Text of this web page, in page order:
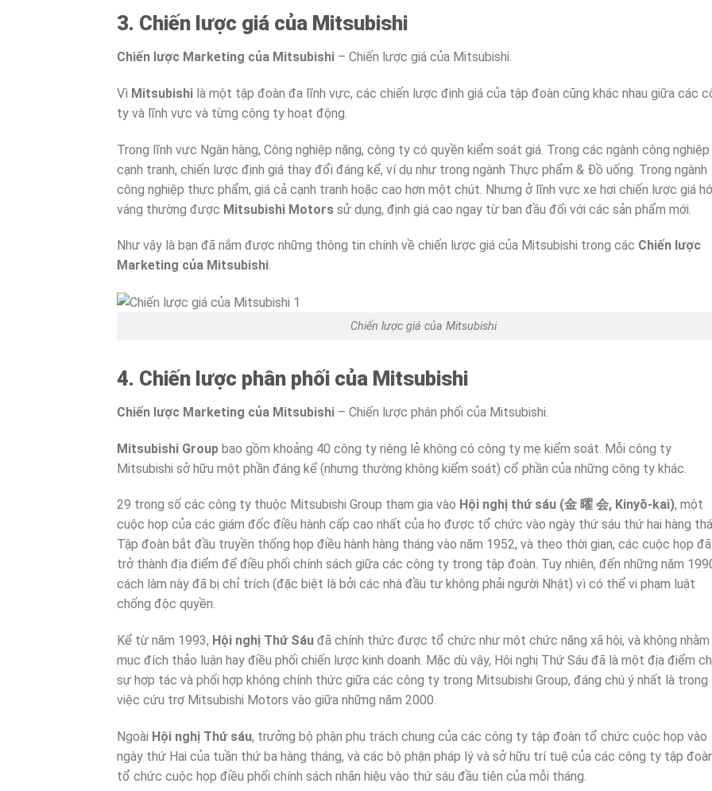
3. Chiến lược giá của Mitsubishi
Chiến lược Marketing của Mitsubishi – Chiến lược giá của Mitsubishi.
Vì Mitsubishi là một tập đoàn đa lĩnh vực, các chiến lược định giá của tập đoàn cũng khác nhau giữa các
ty và lĩnh vực và từng công ty hoạt động.
Trong lĩnh vực Ngân hàng, Công nghiệp nặng, công ty có quyền kiểm soát giá. Trong các ngành công nghiệp
cạnh tranh, chiến lược định giá thay đổi đáng kể, ví dụ như trong ngành Thực phẩm & Đồ uống. Trong ngành
công nghiệp thực phẩm, giá cả cạnh tranh hoặc cao hơn một chút. Nhưng ở lĩnh vực xe hơi chiến lược giá
váng thường được Mitsubishi Motors sử dụng, định giá cao ngay từ ban đầu đối với các sản phẩm mới.
Như vậy là bạn đã nắm được những thông tin chính về chiến lược giá của Mitsubishi trong các Chiến lược
Marketing của Mitsubishi.
Chiến lược giá của Mitsubishi
4. Chiến lược phân phối của Mitsubishi
Chiến lược Marketing của Mitsubishi – Chiến lược phân phối của Mitsubishi.
Mitsubishi Group bao gồm khoảng 40 công ty riêng lẻ không có công ty mẹ kiểm soát. Mỗi công ty
Mitsubishi sở hữu một phần đáng kể (nhưng thường không kiểm soát) cổ phần của những công ty khác.
29 trong số các công ty thuộc Mitsubishi Group tham gia vào Hội nghị thứ sáu (金 曜 会, Kinyō-kai), một
cuộc họp của các giám đốc điều hành cấp cao nhất của họ được tổ chức vào ngày thứ sáu thứ hai hàng
Tập đoàn bắt đầu truyền thống họp điều hành hàng tháng vào năm 1952, và theo thời gian, các cuộc họp đã
trở thành địa điểm để điều phối chính sách giữa các công ty trong tập đoàn. Tuy nhiên, đến những năm
cách làm này đã bị chỉ trích (đặc biệt là bởi các nhà đầu tư không phải người Nhật) vì có thể vi phạm luật
chống độc quyền.
Kể từ năm 1993, Hội nghị Thứ Sáu đã chính thức được tổ chức như một chức năng xã hội, và không nhằm
mục đích thảo luận hay điều phối chiến lược kinh doanh. Mặc dù vậy, Hội nghị Thứ Sáu đã là một địa điểm
sự hợp tác và phối hợp không chính thức giữa các công ty trong Mitsubishi Group, đáng chú ý nhất là trong
việc cứu trợ Mitsubishi Motors vào giữa những năm 2000.
Ngoài Hội nghị Thứ sáu, trưởng bộ phận phụ trách chung của các công ty tập đoàn tổ chức cuộc họp vào
ngày thứ Hai của tuần thứ ba hàng tháng, và các bộ phận pháp lý và sở hữu trí tuệ của các công ty tập
tổ chức cuộc họp điều phối chính sách nhãn hiệu vào thứ sáu đầu tiên của mỗi tháng.